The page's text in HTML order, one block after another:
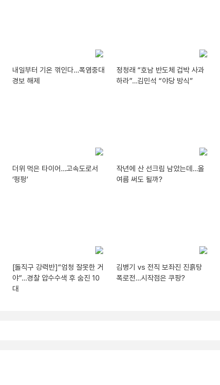
내일부터 기온 꺾인다…폭염중대
경보 해제
정청래 “호남 반도체 겁박 사과
하라”…김민석 “야당 방식”
더위 먹은 타이어…고속도로서
‘펑펑’
작년에 산 선크림 남았는데…올
여름 써도 될까?
[돌직구 강력반]“엄청 잘못한 거
야”…경찰 압수수색 후 숨진 10
대
김병기 vs 전직 보좌진 진흙탕
폭로전…시작점은 쿠팡?